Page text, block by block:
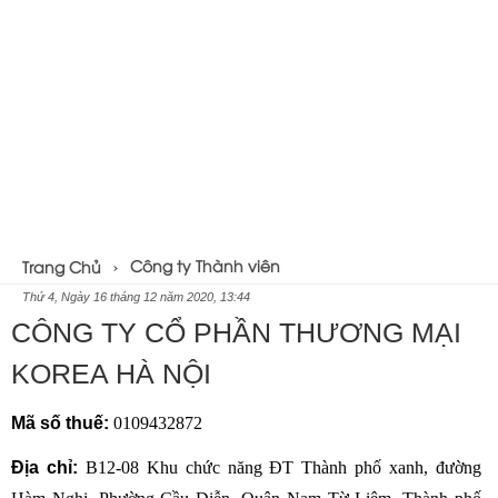
Trang Chủ Công ty Thành viên
Thứ 4, Ngày 16 tháng 12 năm 2020, 13:44
CÔNG TY CỔ PHẦN THƯƠNG MẠI
KOREA HÀ NỘI
Mã số thuế: 0109432872
Địa chỉ: B12-08 Khu chức năng ĐT Thành phố xanh, đường